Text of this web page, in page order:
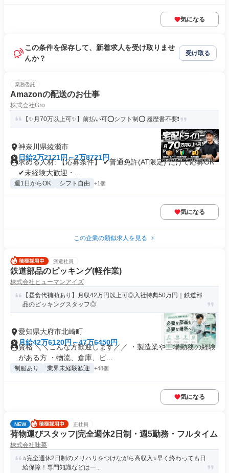
気になる
この条件を保存して、新着求人を受け取りませ
んか？
受け取る
業務委託
Amazonの配送のお仕事
株式会社Gro
【✨月70万以上可✨】前払い可⭕️シフト制⭕️ 履歴書不要❗️
神奈川県綾瀬市
日給2万2121円～2万8721円
求める人材: 【応募条件】 ✔普通免許(AT限定) だけで応募OK
✔未経験大歓迎・...
週1日からOK シフト自由 +1個
気になる
この企業の類似求人を見る
派遣社員
鉄道部品のピッキング(軽作業)
株式会社ヒューマンアイズ
【昼食代補助あり】月収42万円以上可◎入社特典50万円｜鉄道部
品のピッキングスタッフ◎
愛知県大府市北崎町
月給42万6120円～47万6450円
資格 ＼＼こんな方歓迎します／／ ・製造業や工場勤務の経験
がある方 ・物流、倉庫、ピ...
制服あり 業界未経験歓迎 +48個
気になる
NEW 正社員
荷物運びスタッフ|完全週休2日制・週5勤務・フルタイム
株式会社味菜
⭐️完全週休2日制のメリハリをつけながら高収入⭐️早く終わっても日
給保障！専門知識などは一...